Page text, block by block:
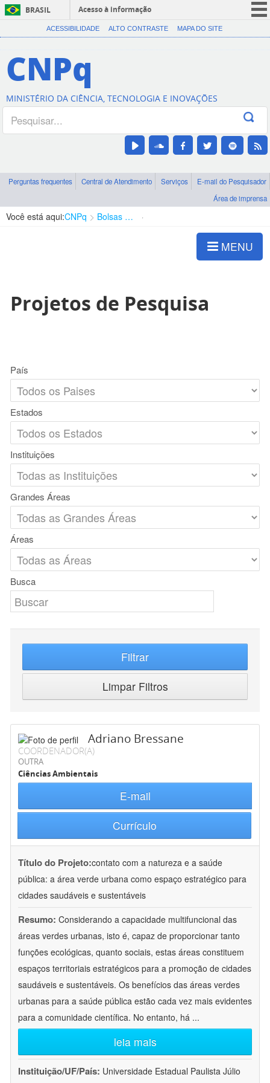
BRASIL
Acesso à informação
CORONAVÍRUS (COVID-19)
Canais
ACESSIBILIDADE ALTO CONTRASTE MAPA DO SITE
CNPq
MINISTÉRIO DA CIÊNCIA, TECNOLOGIA E INOVAÇÕES
Perguntas frequentes Central de Atendimento Serviços
E-mail do Pesquisador
Área de imprensa
Você está aqui:CNPq Bolsas e Auxílios Vigentes
MENU
Projetos de Pesquisa
País
Estados
Instituições
Grandes Áreas
Áreas
Busca
Filtrar
Limpar Filtros
Adriano Bressane
COORDENADOR(A)
OUTRA
Ciências Ambientais
E-mail
Currículo
Título do Projeto:contato com a natureza e a saúde
pública: a área verde urbana como espaço estratégico para
cidades saudáveis e sustentáveis
Resumo: Considerando a capacidade multifuncional das
áreas verdes urbanas, isto é, capaz de proporcionar tanto
funções ecológicas, quanto sociais, estas áreas constituem
espaços territoriais estratégicos para a promoção de cidades
saudáveis e sustentáveis. Os benefícios das áreas verdes
urbanas para a saúde pública estão cada vez mais evidentes
para a comunidade científica. No entanto, há ...
leia mais
Instituição/UF/País: Universidade Estadual Paulista Júlio